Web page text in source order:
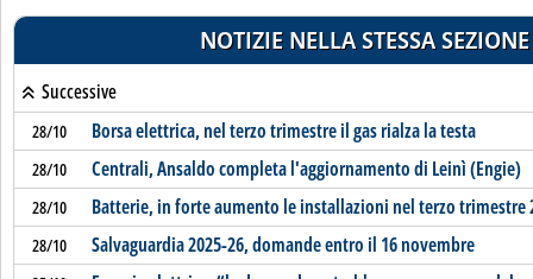
NOTIZIE NELLA STESSA SEZIONE
Successive
28/10 Borsa elettrica, nel terzo trimestre il gas rialza la testa
28/10 Centrali, Ansaldo completa l'aggiornamento di Leinì (Engie)
28/10 Batterie, in forte aumento le installazioni nel terzo trimestre
28/10 Salvaguardia 2025-26, domande entro il 16 novembre